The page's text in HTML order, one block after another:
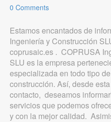
0 Comments
Estamos encantados de
Ingeniería y Construcción
coprusaic.es . COPRUSA
SLU es la empresa
especializada en todo tipo
construcción. Así, desde
contacto, deseamos
servicios que podemos
y con la mejor calidad.